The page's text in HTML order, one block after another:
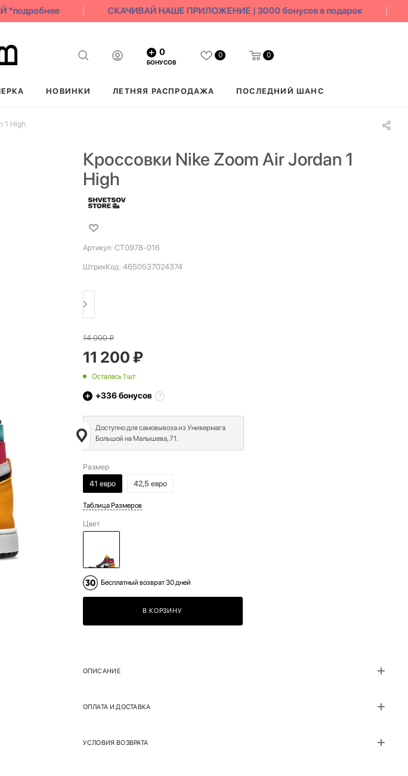
СКАЧИВАЙ НАШЕ ПРИЛОЖЕНИЕ | 3000 бонусов в подарок
0
БОНУСОВ
0 0
НОВИНКИ ЛЕТНЯЯ РАСПРОДАЖА ПОСЛЕДНИЙ ШАНС
1 High
Кроссовки Nike Zoom Air Jordan 1
High
Артикул: CT0978-016
ШтрихКод: 4650537024374
14 000₽
11 200₽
Осталась 1 шт
+336бонусов
Доступно для самовывоза из Универмага
Большой на Малышева, 71.
Размер
41 евро
42,5 евро
Таблица Размеров
Цвет
Бесплатный возврат 30 дней
В КОРЗИНУ
ОПИСАНИЕ
ОПЛАТА И ДОСТАВКА
УСЛОВИЯ ВОЗВРАТА